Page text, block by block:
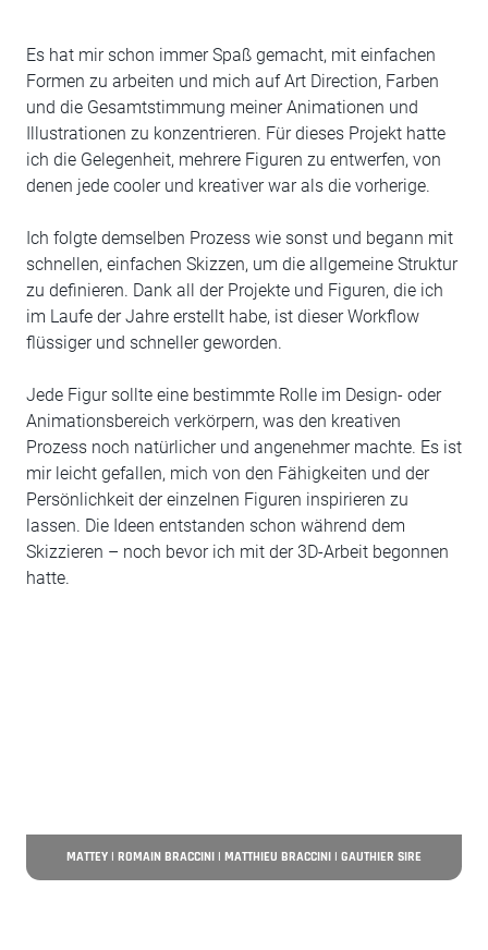
Es hat mir schon immer Spaß gemacht, mit einfachen
Formen zu arbeiten und mich auf Art Direction, Farben
und die Gesamtstimmung meiner Animationen und
Illustrationen zu konzentrieren. Für dieses Projekt hatte
ich die Gelegenheit, mehrere Figuren zu entwerfen, von
denen jede cooler und kreativer war als die vorherige.
Ich folgte demselben Prozess wie sonst und begann mit
schnellen, einfachen Skizzen, um die allgemeine Struktur
zu definieren. Dank all der Projekte und Figuren, die ich
im Laufe der Jahre erstellt habe, ist dieser Workflow
flüssiger und schneller geworden.
Jede Figur sollte eine bestimmte Rolle im Design- oder
Animationsbereich verkörpern, was den kreativen
Prozess noch natürlicher und angenehmer machte. Es ist
mir leicht gefallen, mich von den Fähigkeiten und der
Persönlichkeit der einzelnen Figuren inspirieren zu
lassen. Die Ideen entstanden schon während dem
Skizzieren – noch bevor ich mit der 3D-Arbeit begonnen
hatte.
MATTEY | ROMAIN BRACCINI | MATTHIEU BRACCINI | GAUTHIER SIRE